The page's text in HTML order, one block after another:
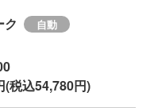
ク
(税込54,780円)